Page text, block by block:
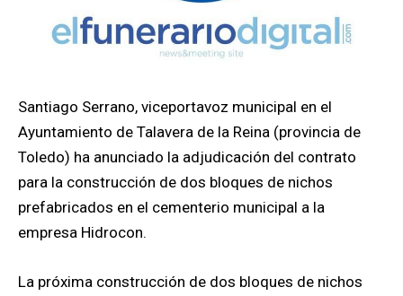
Santiago Serrano, viceportavoz municipal en el
Ayuntamiento de Talavera de la Reina (provincia de
Toledo) ha anunciado la adjudicación del contrato
para la construcción de dos bloques de nichos
prefabricados en el cementerio municipal a la
empresa Hidrocon.
La próxima construcción de dos bloques de nichos